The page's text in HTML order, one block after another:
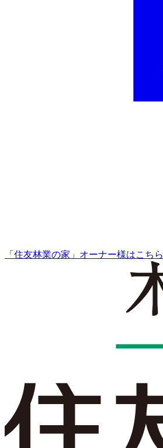
「住友林業の家」オーナー様はこちら